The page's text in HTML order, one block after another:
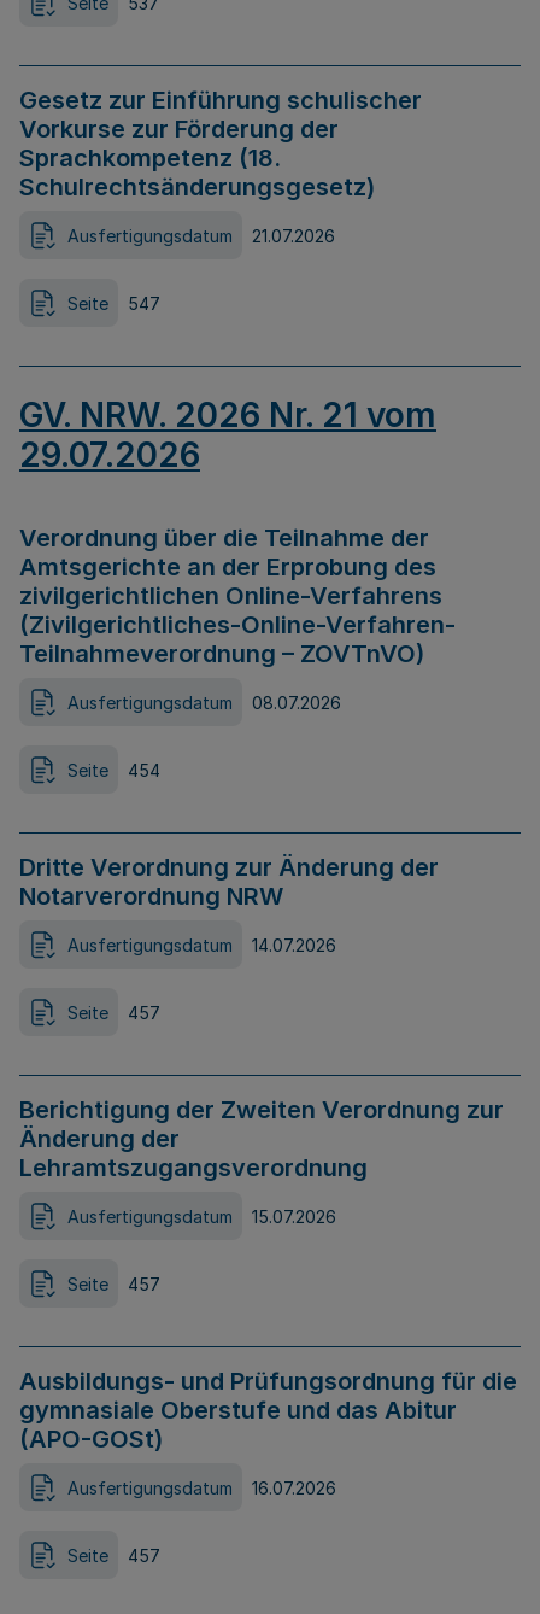
Gesetz zur Einführung schulischer
Vorkurse zur Förderung der
Sprachkompetenz (18.
Schulrechtsänderungsgesetz)
Ausfertigungsdatum 21.07.2026
Seite 547
GV. NRW. 2026 Nr. 21 vom
29.07.2026
Verordnung über die Teilnahme der
Amtsgerichte an der Erprobung des
zivilgerichtlichen Online-Verfahrens
(Zivilgerichtliches-Online-Verfahren-
Teilnahmeverordnung – ZOVTnVO)
Ausfertigungsdatum 08.07.2026
Seite 454
Dritte Verordnung zur Änderung der
Notarverordnung NRW
Ausfertigungsdatum 14.07.2026
Seite 457
Berichtigung der Zweiten Verordnung zur
Änderung der
Lehramtszugangsverordnung
Ausfertigungsdatum 15.07.2026
Seite 457
Ausbildungs- und Prüfungsordnung für die
gymnasiale Oberstufe und das Abitur
(APO-GOSt)
Ausfertigungsdatum 16.07.2026
Seite 457